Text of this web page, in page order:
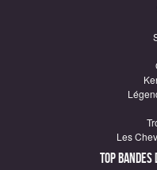
Les
Top